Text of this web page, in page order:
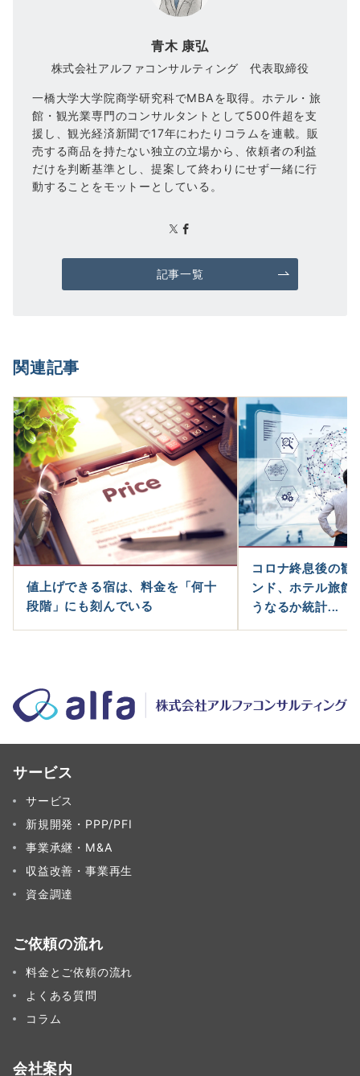
青木 康弘
株式会社アルファコンサルティング 代表取締役
一橋大学大学院商学研究科でMBAを取得。ホテル・旅
館・観光業専門のコンサルタントとして500件超を支
援し、観光経済新聞で17年にわたりコラムを連載。販
売する商品を持たない独立の立場から、依頼者の利益
だけを判断基準とし、提案して終わりにせず一緒に行
動することをモットーとしている。
記事一覧
関連記事
値上げできる宿は、料金を「何十
段階」にも刻んでいる
コロナ終息後の観
ンド、ホテル旅館
うなるか統計...
サービス
サービス
新規開発・PPP/PFI
事業承継・M&A
収益改善・事業再生
資金調達
ご依頼の流れ
料金とご依頼の流れ
よくある質問
コラム
会社案内